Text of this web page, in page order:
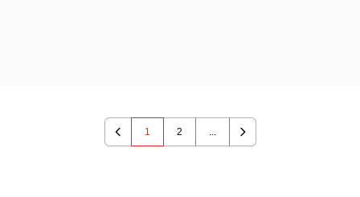
Previous
1 2 ...
Next